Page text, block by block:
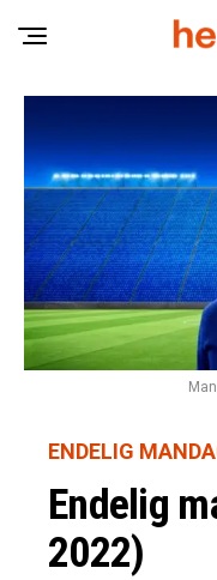
ENDELIG
Endelig
2022)